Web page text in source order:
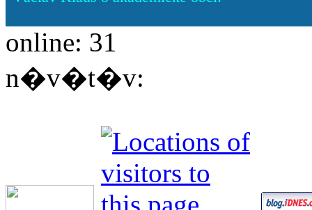
online: 31
n�v�t�v: